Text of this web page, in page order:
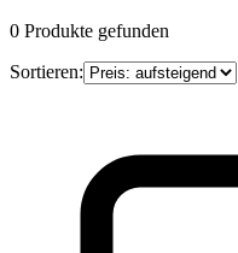
0 Produkte gefunden
Sortieren: